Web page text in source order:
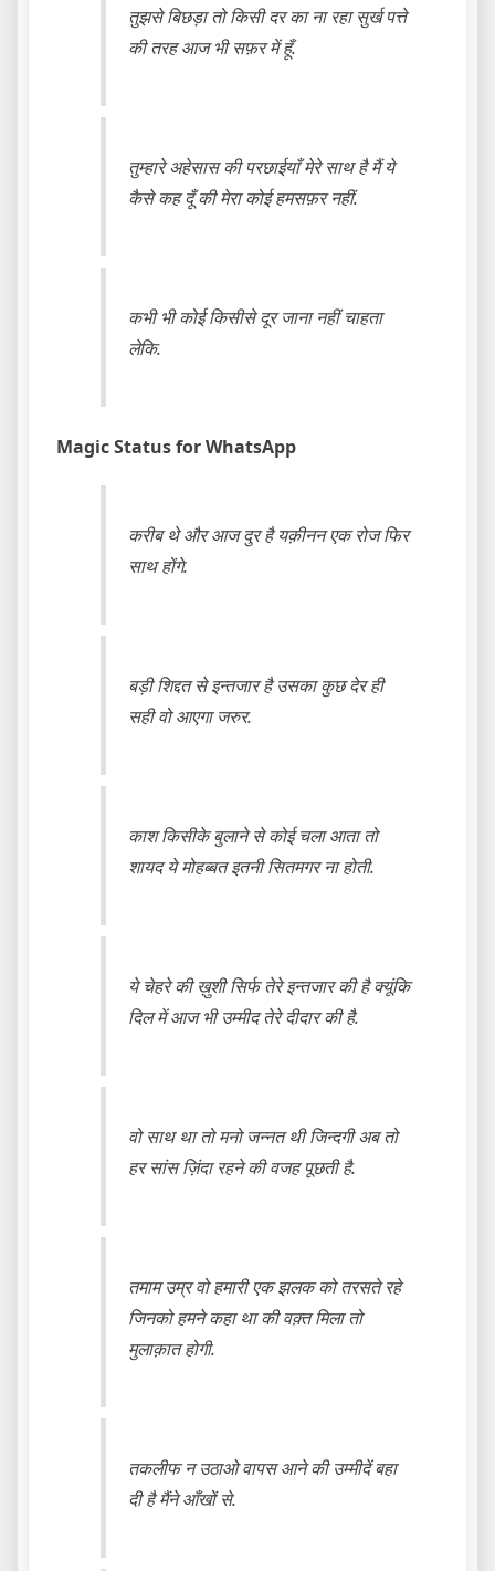
तुझसे बिछड़ा तो किसी दर का ना रहा सुर्ख पत्ते
की तरह आज भी सफ़र में हूँ.
तुम्हारे अहेसास की परछाईयाँ मेरे साथ है मैं ये
कैसे कह दूँ की मेरा कोई हमसफ़र नहीं.
कभी भी कोई किसीसे दूर जाना नहीं चाहता
लेकि.
Magic Status for WhatsApp
करीब थे और आज दुर है यक़ीनन एक रोज फिर
साथ होंगे.
बड़ी शिद्दत से इन्तजार है उसका कुछ देर ही
सही वो आएगा जरुर.
काश किसीके बुलाने से कोई चला आता तो
शायद ये मोहब्बत इतनी सितमगर ना होती.
ये चेहरे की ख़ुशी सिर्फ तेरे इन्तजार की है क्यूंकि
दिल में आज भी उम्मीद तेरे दीदार की है.
वो साथ था तो मनो जन्नत थी जिन्दगी अब तो
हर सांस ज़िंदा रहने की वजह पूछती है.
तमाम उम्र वो हमारी एक झलक को तरसते रहे
जिनको हमने कहा था की वक़्त मिला तो
मुलाक़ात होगी.
तकलीफ न उठाओ वापस आने की उम्मीदें बहा
दी है मैंने आँखों से.